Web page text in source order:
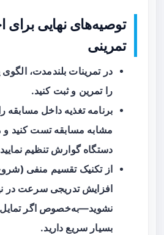
توصیه‌های نهایی برای
تمرینی
در تمرینات بلندمدت،
را تمرین و ثبت کنید.
برنامه تغذیه داخل مسابقه
مشابه مسابقه تست کنید
دستگاه گوارش تنظیم
از تکنیک تقسیم منفی
افزایش تدریجی سرعت در
نشوید—به‌خصوص اگر
بسیار سریع دارید.